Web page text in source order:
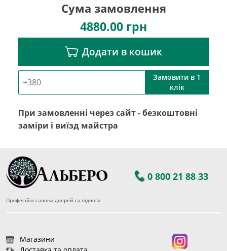
Сума замовлення
4880.00 грн
Додати в кошик
Замовити в 1
клік
При замовленні через сайт - безкоштовні
заміри і виїзд майстра
0 800 21 88 33
Професійні салони дверей та підлоги
Магазини